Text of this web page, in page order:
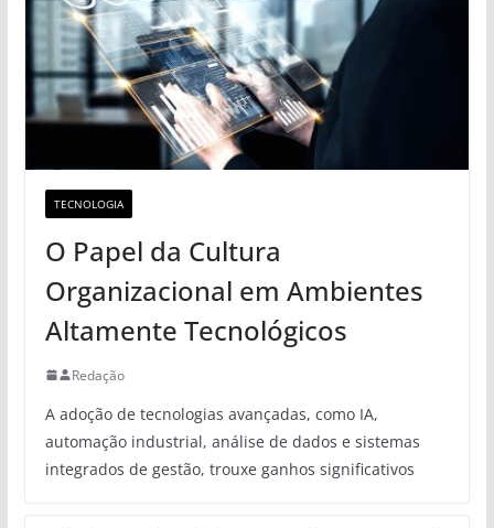
TECNOLOGIA
O Papel da Cultura
Organizacional em Ambientes
Altamente Tecnológicos
Redação
A adoção de tecnologias avançadas, como IA,
automação industrial, análise de dados e sistemas
integrados de gestão, trouxe ganhos significativos